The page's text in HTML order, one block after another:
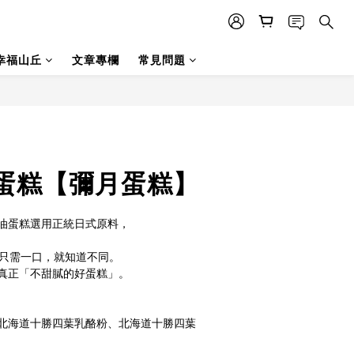
福山丘 文章專欄 常見問題
糕【彌月蛋糕】
蛋糕選用正統日式原料，
需一口，就知道不同。
「不甜膩的好蛋糕」。
海道十勝四葉乳酪粉、北海道十勝四葉